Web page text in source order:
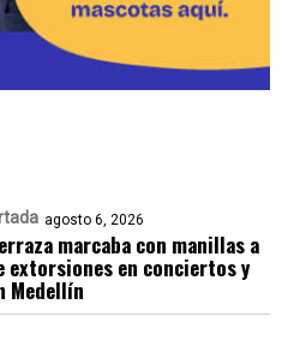
agosto 6, 2026
marcaba con manillas a
extorsiones en conciertos y
Medellín